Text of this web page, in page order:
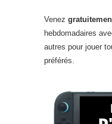
Venez
hebdomadaires
autres pour jouer
préférés.